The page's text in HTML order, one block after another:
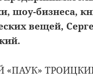
шоу-бизнеса,
вещей,
«ПАУК»